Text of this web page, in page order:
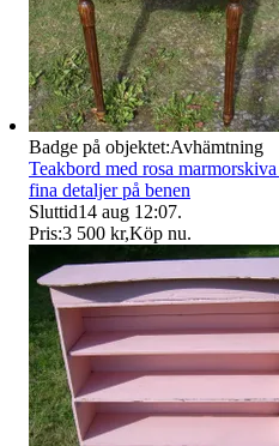
Badge på objektet:Avhämtning
Teakbord med rosa
fina detaljer på benen
Sluttid14 aug 12:07.
Pris:3 500 kr,Köp nu.